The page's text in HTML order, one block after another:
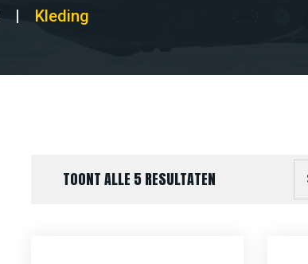
| Kleding
TOONT ALLE 5 RESULTATEN